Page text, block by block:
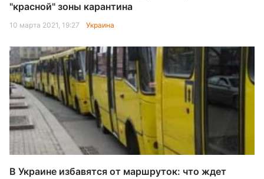
"красной" зоны карантина
10 марта 2021, 19:27 Украина
В Украине избавятся от маршруток: что ждет